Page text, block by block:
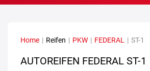
Home | Reifen | PKW | FEDERAL | ST-1
AUTOREIFEN FEDERAL ST-1